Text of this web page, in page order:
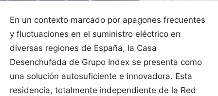
En un contexto marcado por apagones frecuentes
y fluctuaciones en el suministro eléctrico en
diversas regiones de España, la Casa
Desenchufada de Grupo Index se presenta como
una solución autosuficiente e innovadora. Esta
residencia, totalmente independiente de la Red